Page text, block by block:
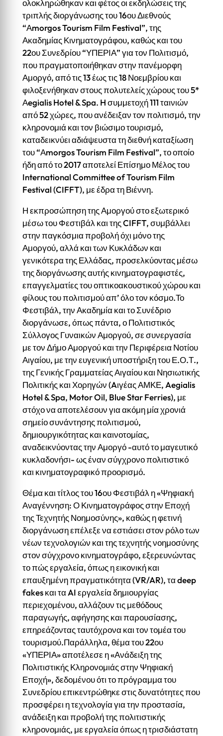
ολοκληρώθηκαν και φέτος οι εκδηλώσεις της
τριπλής διοργάνωσης του 16ου Διεθνούς
“Αmorgos Tourism Film Festival”, της
Ακαδημίας Κινηματογράφου, καθώς και του
22ου Συνεδρίου “ΥΠΕΡΙΑ” για τον Πολιτισμό,
που πραγματοποιήθηκαν στην πανέμορφη
Αμοργό, από τις 13 έως τις 18 Νοεμβρίου και
φιλοξενήθηκαν στους πολυτελείς χώρους του 5*
Αegialis Hotel & Spa. H συμμετοχή 111 ταινιών
από 52 χώρες, που ανέδειξαν τον πολιτισμό, την
κληρονομιά και τον βιώσιμο τουρισμό,
καταδεικνύει αδιάψευστα τη διεθνή καταξίωση
του “Αmorgos Tourism Film Festival”, το οποίο
ήδη από το 2017 αποτελεί Επίσημο Μέλος του
International Committee of Tourism Film
Festival (CIFFT), με έδρα τη Βιέννη.
Η εκπροσώπηση της Αμοργού στο εξωτερικό
μέσω του Φεστιβάλ και της CIFFT, συμβάλλει
στην παγκόσμια προβολή όχι μόνο της
Αμοργού, αλλά και των Κυκλάδων και
γενικότερα της Ελλάδας, προσελκύοντας μέσω
της διοργάνωσης αυτής κινηματογραφιστές,
επαγγελματίες του οπτικοακουστικού χώρου και
φίλους του πολιτισμού απ’ όλο τον κόσμο.Το
Φεστιβάλ, την Ακαδημία και το Συνέδριο
διοργάνωσε, όπως πάντα, ο Πολιτιστικός
Σύλλογος Γυναικών Αμοργού, σε συνεργασία
με τον Δήμο Αμοργού και την Περιφέρεια Νοτίου
Αιγαίου, με την ευγενική υποστήριξη του Ε.Ο.Τ.,
της Γενικής Γραμματείας Αιγαίου και Νησιωτικής
Πολιτικής και Χορηγών (Aιγέας ΑΜΚΕ, Aegialis
Hotel & Spa, Motor Oil, Blue Star Ferries), με
στόχο να αποτελέσουν για ακόμη μία χρονιά
σημείο συνάντησης πολιτισμού,
δημιουργικότητας και καινοτομίας,
αναδεικνύοντας την Αμοργό -αυτό το μαγευτικό
κυκλαδονήσι- ως έναν σύγχρονο πολιτιστικό
και κινηματογραφικό προορισμό.
Θέμα και τίτλος του 16ου Φεστιβάλ η «Ψηφιακή
Αναγέννηση: Ο Κινηματογράφος στην Εποχή
της Τεχνητής Νοημοσύνης», καθώς η φετινή
διοργάνωση επέλεξε να εστιάσει στον ρόλο των
νέων τεχνολογιών και της τεχνητής νοημοσύνης
στον σύγχρονο κινηματογράφο, εξερευνώντας
το πώς εργαλεία, όπως η εικονική και
επαυξημένη πραγματικότητα (VR/AR), τα deep
fakes και τα AI εργαλεία δημιουργίας
περιεχομένου, αλλάζουν τις μεθόδους
παραγωγής, αφήγησης και παρουσίασης,
επηρεάζοντας ταυτόχρονα και τον τομέα του
τουρισμού.Παράλληλα, θέμα του 22ου
«ΥΠΕΡΙΑ» αποτέλεσε η «Ανάδειξη της
Πολιτιστικής Κληρονομιάς στην Ψηφιακή
Εποχή», δεδομένου ότι το πρόγραμμα του
Συνεδρίου επικεντρώθηκε στις δυνατότητες που
προσφέρει η τεχνολογία για την προστασία,
ανάδειξη και προβολή της πολιτιστικής
κληρονομιάς, με εργαλεία όπως η τρισδιάστατη